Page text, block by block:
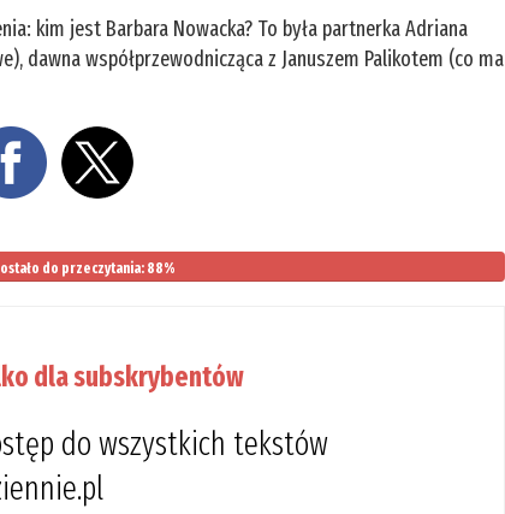
kim jest Barbara Nowacka? To była partnerka Adriana
dawna współprzewodnicząca z Januszem Palikotem (co ma
do przeczytania: 88%
dla subskrybentów
do wszystkich tekstów